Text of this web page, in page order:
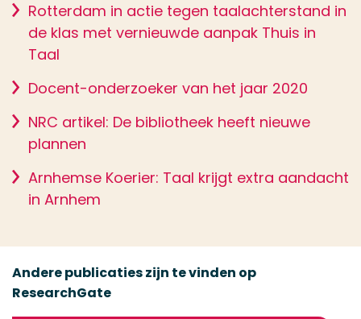
Rotterdam in actie tegen taalachterstand in
de klas met vernieuwde aanpak Thuis in
Taal
Docent-onderzoeker van het jaar 2020
NRC artikel: De bibliotheek heeft nieuwe
plannen
Arnhemse Koerier: Taal krijgt extra aandacht
in Arnhem
Andere publicaties zijn te vinden op
ResearchGate